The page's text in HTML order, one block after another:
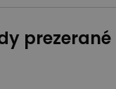
prezerané